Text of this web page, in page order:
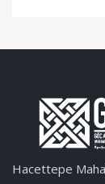
Hacettepe